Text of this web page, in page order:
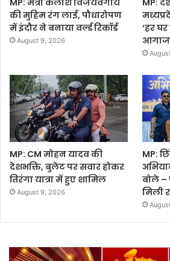
MP: मंत्री कैलाश विजयवर्गीय
की मुहिम रंग लाई, पौधारोपण
में इंदौर ने बनाया वर्ल्ड रिकॉर्ड
August 9, 2026
MP:
‘हर
आगाज
MP: CM मोहन यादव की
देशभक्ति, बुलेट पर सवार होकर
तिरंगा यात्रा में हुए शामिल
August 9, 2026
MP:
बोले –
मिली